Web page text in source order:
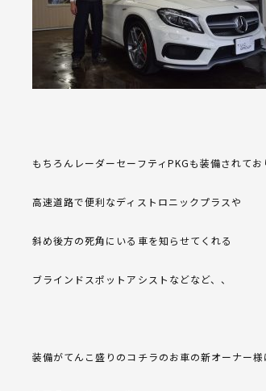
もちろんレーダーセーフティPKGも装備されてお
高速道路で便利なディストロニックプラスや
斜め後方の死角にいる車を知らせてくれる
ブラインドスポットアシストなどなど、、
装備がてんこ盛りのコチラのお車の新オーナー様